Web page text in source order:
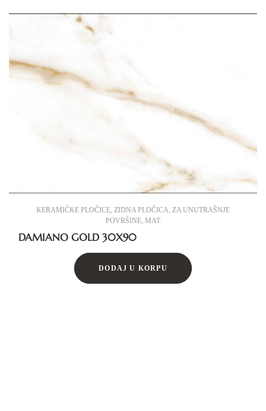
KERAMIČKE PLOČICE, ZIDNA PLOČICA, ZA UNUTRAŠNJE
POVRŠINE, MAT
DAMIANO GOLD 30X90
DODAJ U KORPU